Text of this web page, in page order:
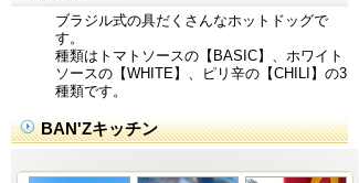
ブラジル式の具だくさんなホットドッグで
す。
種類はトマトソースの【BASIC】、ホワイト
ソースの【WHITE】、ピリ辛の【CHILI】の3
種類です。
BAN'Zキッチン